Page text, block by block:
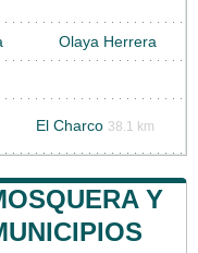
Olaya Herrera
El Charco 38.1 km
Y